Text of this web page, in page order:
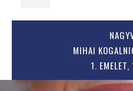
MIHAI
1.